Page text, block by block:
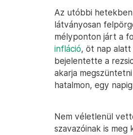
Az utóbbi
látványosan
mélyponton járt a
infláció, öt nap
bejelentette a
akarja
hatalmon, egy
Nem véletlenül
szavazóinak is meg